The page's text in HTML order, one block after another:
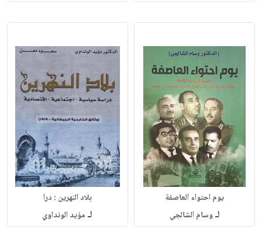
يوم احتواء العاصفة
لـوسام الشالجي
بلاد النهرين : درا
لـ مؤيد الونداوي